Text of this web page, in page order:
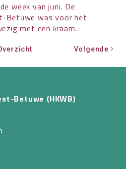
week van juni. De
Betuwe was voor het
met een kraam.
Volgende
Betuwe (HKWB)